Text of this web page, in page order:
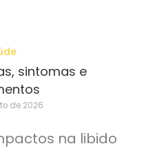
sintomas e
de 2026